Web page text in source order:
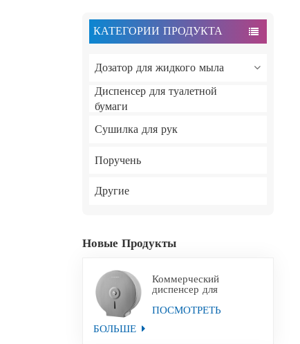
КАТЕГОРИИ ПРОДУКТА
Дозатор для жидкого мыла
Диспенсер для туалетной
бумаги
Сушилка для рук
Поручень
Другие
Новые Продукты
Коммерческий
диспенсер для
туалетной бумаги
Jumbo из
ПОСМОТРЕТЬ
БОЛЬШЕ